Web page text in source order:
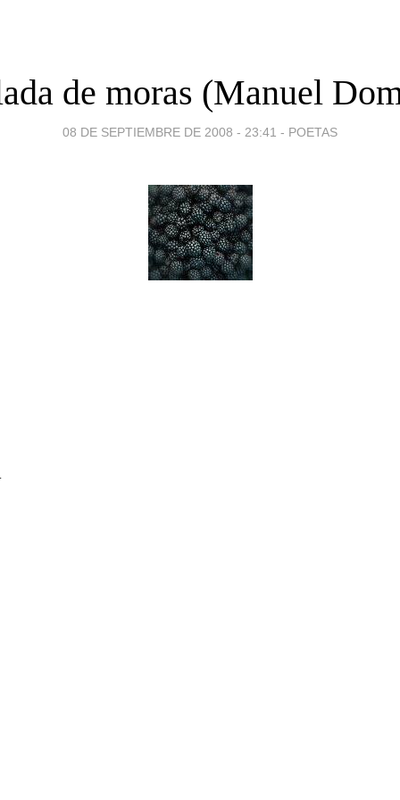
de moras (Manuel
08 DE SEPTIEMBRE DE 2008 - 23:41 - POETAS